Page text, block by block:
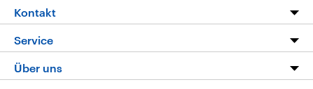
Die Nachrichten
Nachrichtenleicht
Neue Beiträge auf dlf.de
Livestream
Podcasts
Deutschlandfunk App
Kontakt
Hörerservice
Service
FAQ
Über uns